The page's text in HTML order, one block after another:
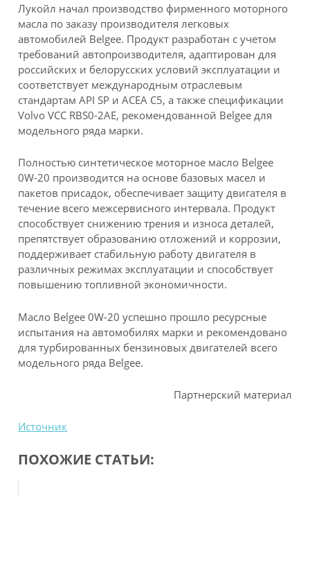
Лукойл начал производство фирменного моторного
масла по заказу производителя легковых
автомобилей Belgee. Продукт разработан с учетом
требований автопроизводителя, адаптирован для
российских и белорусских условий эксплуатации и
соответствует международным отраслевым
стандартам API SP и ACEA C5, а также спецификации
Volvo VCC RBS0-2AE, рекомендованной Belgee для
модельного ряда марки.
Полностью синтетическое моторное масло Belgee
0W-20 производится на основе базовых масел и
пакетов присадок, обеспечивает защиту двигателя в
течение всего межсервисного интервала. Продукт
способствует снижению трения и износа деталей,
препятствует образованию отложений и коррозии,
поддерживает стабильную работу двигателя в
различных режимах эксплуатации и способствует
повышению топливной экономичности.
Масло Belgee 0W-20 успешно прошло ресурсные
испытания на автомобилях марки и рекомендовано
для турбированных бензиновых двигателей всего
модельного ряда Belgee.
Партнерский материал
Источник
ПОХОЖИЕ СТАТЬИ: